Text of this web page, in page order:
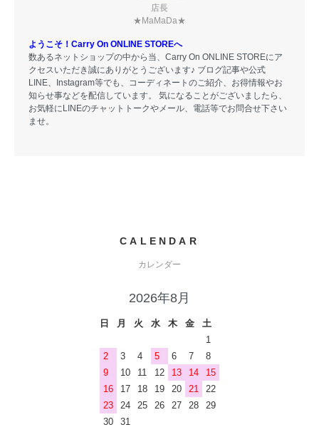
店長
★MaMaDa★
ようこそ！Carry On ONLINE STOREへ
数あるネットショップの中から当、Carry On ONLINE STOREにア
クセスいただき誠にありがとうございます♪ ブログ記事や公式
LINE、Instagram等でも、コーディネートのご紹介、お得情報やお
知らせ事などを配信しています。 気になることがございましたら、
お気軽にLINEのチャットトークやメール、電話等でお問合せ下さい
ませ。
CALENDAR
カレンダー
2026年8月
日 月 火 水 木 金
土
1
2
3 4 5 6 7
8
9
10 11 12 13 14
15
16
17 18 19 20 21
22
23
24 25 26 27 28
29
30
31